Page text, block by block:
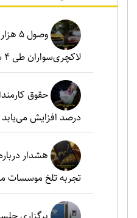
وصول
لاکچری‌سواران طی ۴ سال گذشته
درصد افزایش می‌یابد
هشدار
تجربه تلخ موسسات